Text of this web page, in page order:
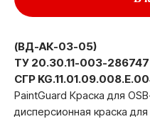
(ВД-АК-03-05)
ТУ 20.30.11-003-
СГР
PaintGuard Краска для
дисперсионная краска